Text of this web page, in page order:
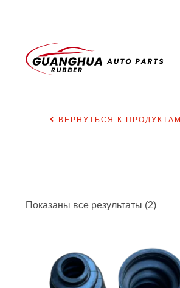
ВЕРНУТЬСЯ К ПРОДУКТАМ
Показаны все результаты (2)